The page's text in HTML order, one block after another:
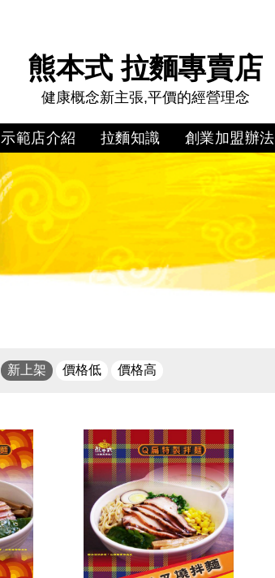
熊本式 拉麵專賣店
健康概念新主張,平價的經營理念
示範店介紹 拉麵知識 創業加盟辦法
新上架 價格低 價格高